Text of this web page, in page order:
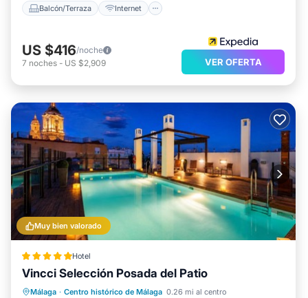
Balcón/Terraza Internet
US $416/noche
7 noches - US $2,909 VER OFERTA
Muy bien valorado
Hotel
Vincci Selección Posada del Patio
Málaga · Centro histórico de Málaga 0.26 mi al centro
Frente al mar
Desayuno
Estación de carga para vehículos eléctricos